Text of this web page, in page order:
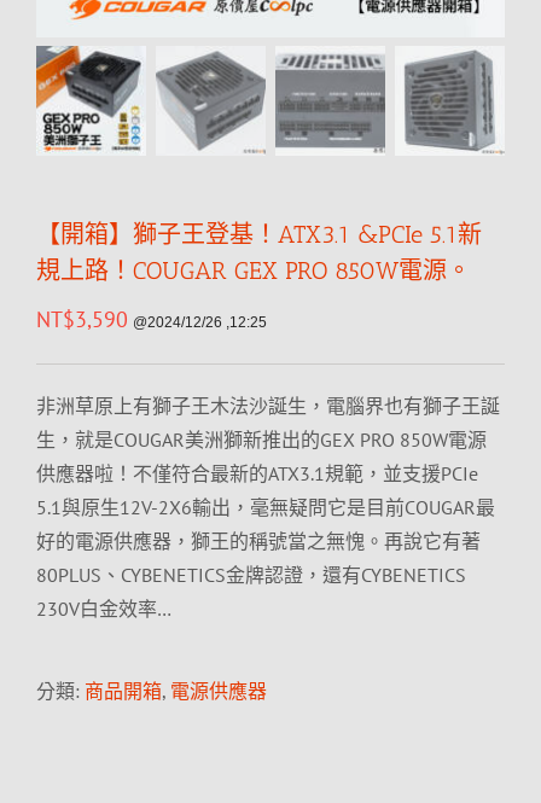
【開箱】獅子王登基！ATX3.1 &PCIe 5.1新
規上路！COUGAR GEX PRO 850W電源。
NT$3,590 @2024/12/26 ,12:25
非洲草原上有獅子王木法沙誕生，電腦界也有獅子王誕
生，就是COUGAR美洲獅新推出的GEX PRO 850W電源
供應器啦！不僅符合最新的ATX3.1規範，並支援PCIe
5.1與原生12V-2X6輸出，毫無疑問它是目前COUGAR最
好的電源供應器，獅王的稱號當之無愧。再說它有著
80PLUS、CYBENETICS金牌認證，還有CYBENETICS
230V白金效率…
分類: 商品開箱, 電源供應器